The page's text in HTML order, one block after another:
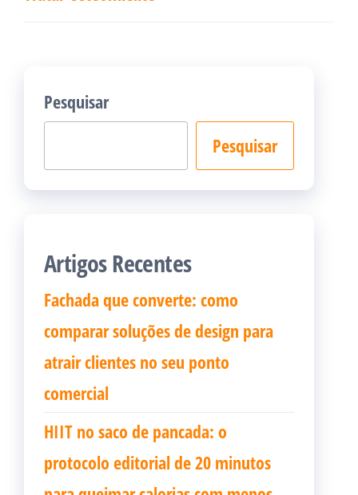
Pesquisar
Pesquisar
Artigos Recentes
Fachada que converte: como
comparar soluções de design para
atrair clientes no seu ponto
comercial
HIIT no saco de pancada: o
protocolo editorial de 20 minutos